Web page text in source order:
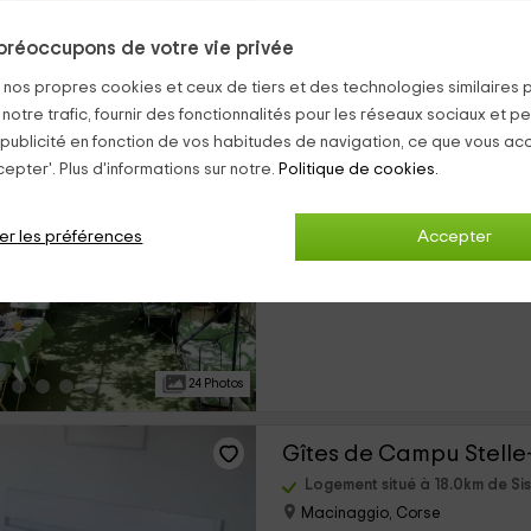
de votre vie privée
nos propres cookies et ceux de tiers et des technologies similaires
trafic, fournir des fonctionnalités pour les réseaux sociaux et
en fonction de vos habitudes de navigation, ce que vous
Plus d'informations sur notre. Politique de cookies.
Accepter
les préférences
24 Photos
Hotel Central Bastia
Logement situé à 12.8km de
0 opinions
Gîtes de Campu
Logement situé à 18.0km de
Macinaggio, Corse